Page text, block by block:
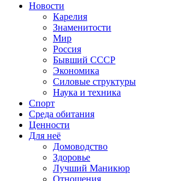
Новости
Карелия
Знаменитости
Мир
Россия
Бывший СССР
Экономика
Силовые структуры
Наука и техника
Спорт
Среда обитания
Ценности
Для неё
Домоводство
Здоровье
Лучший Маникюр